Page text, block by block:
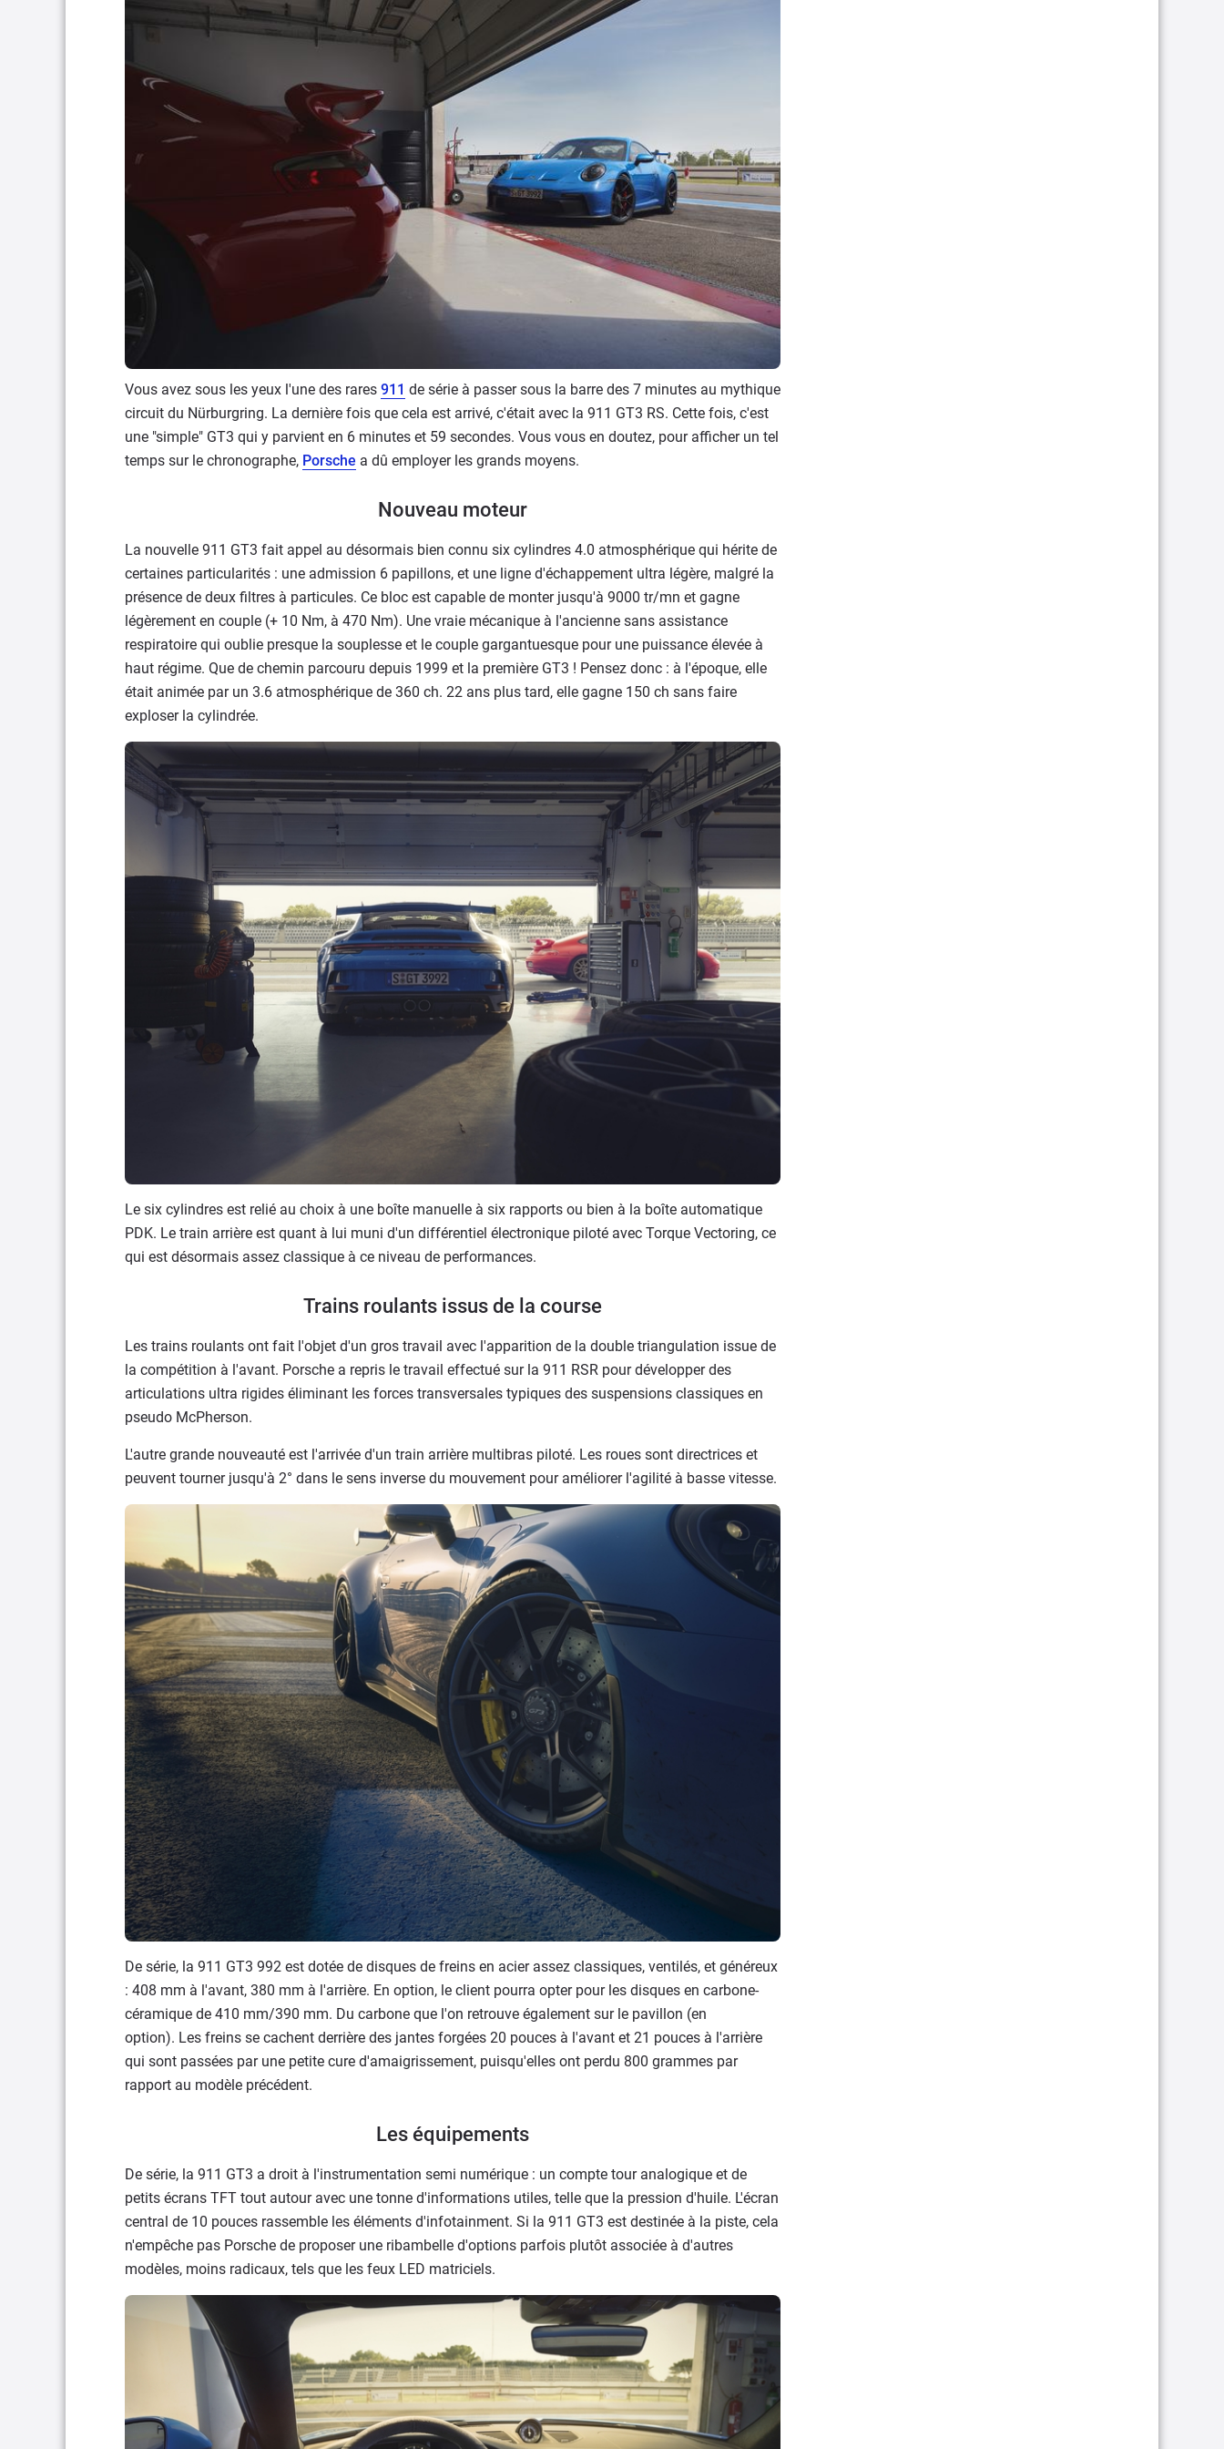
Vous avez sous les yeux l'une des rares 911 de série à passer sous la barre des 7 minutes au mythique
circuit du Nürburgring. La dernière fois que cela est arrivé, c'était avec la 911 GT3 RS. Cette fois, c'est
une "simple" GT3 qui y parvient en 6 minutes et 59 secondes. Vous vous en doutez, pour afficher un tel
temps sur le chronographe, Porsche a dû employer les grands moyens.
Nouveau moteur
La nouvelle 911 GT3 fait appel au désormais bien connu six cylindres 4.0 atmosphérique qui hérite de
certaines particularités : une admission 6 papillons, et une ligne d'échappement ultra légère, malgré la
présence de deux filtres à particules. Ce bloc est capable de monter jusqu'à 9000 tr/mn et gagne
légèrement en couple (+ 10 Nm, à 470 Nm). Une vraie mécanique à l'ancienne sans assistance
respiratoire qui oublie presque la souplesse et le couple gargantuesque pour une puissance élevée à
haut régime. Que de chemin parcouru depuis 1999 et la première GT3 ! Pensez donc : à l'époque, elle
était animée par un 3.6 atmosphérique de 360 ch. 22 ans plus tard, elle gagne 150 ch sans faire
exploser la cylindrée.
Le six cylindres est relié au choix à une boîte manuelle à six rapports ou bien à la boîte automatique
PDK. Le train arrière est quant à lui muni d'un différentiel électronique piloté avec Torque Vectoring, ce
qui est désormais assez classique à ce niveau de performances.
Trains roulants issus de la course
Les trains roulants ont fait l'objet d'un gros travail avec l'apparition de la double triangulation issue de
la compétition à l'avant. Porsche a repris le travail effectué sur la 911 RSR pour développer des
articulations ultra rigides éliminant les forces transversales typiques des suspensions classiques en
pseudo McPherson.
L'autre grande nouveauté est l'arrivée d'un train arrière multibras piloté. Les roues sont directrices et
peuvent tourner jusqu'à 2° dans le sens inverse du mouvement pour améliorer l'agilité à basse vitesse.
De série, la 911 GT3 992 est dotée de disques de freins en acier assez classiques, ventilés, et généreux
: 408 mm à l'avant, 380 mm à l'arrière. En option, le client pourra opter pour les disques en carbone-
céramique de 410 mm/390 mm. Du carbone que l'on retrouve également sur le pavillon (en
option). Les freins se cachent derrière des jantes forgées 20 pouces à l'avant et 21 pouces à l'arrière
qui sont passées par une petite cure d'amaigrissement, puisqu'elles ont perdu 800 grammes par
rapport au modèle précédent.
Les équipements
De série, la 911 GT3 a droit à l'instrumentation semi numérique : un compte tour analogique et de
petits écrans TFT tout autour avec une tonne d'informations utiles, telle que la pression d'huile. L'écran
central de 10 pouces rassemble les éléments d'infotainment. Si la 911 GT3 est destinée à la piste, cela
n'empêche pas Porsche de proposer une ribambelle d'options parfois plutôt associée à d'autres
modèles, moins radicaux, tels que les feux LED matriciels.